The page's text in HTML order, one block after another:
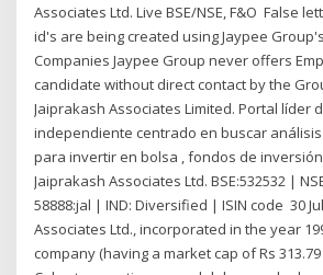
Associates Ltd. Live BSE/NSE, F&O False
id's are being created using Jaypee
Companies Jaypee Group never offers
candidate without direct contact by the
Jaiprakash Associates Limited. Portal líder
independiente centrado en buscar
para invertir en bolsa , fondos de
Jaiprakash Associates Ltd. BSE:532532 |
58888:jal | IND: Diversified | ISIN code 30
Associates Ltd., incorporated in the year
company (having a market cap of Rs